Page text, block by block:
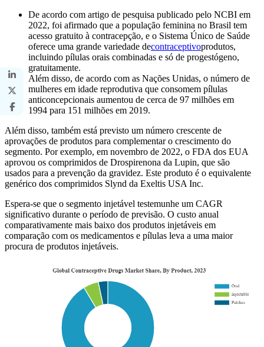
De acordo com artigo de pesquisa publicado pelo NCBI em
2022, foi afirmado que a população feminina no Brasil tem
acesso gratuito à contracepção, e o Sistema Único de Saúde
oferece uma grande variedade decontraceptivoprodutos,
incluindo pílulas orais combinadas e só de progestógeno,
gratuitamente.
Além disso, de acordo com as Nações Unidas, o número de
mulheres em idade reprodutiva que consomem pílulas
anticoncepcionais aumentou de cerca de 97 milhões em
1994 para 151 milhões em 2019.
Além disso, também está previsto um número crescente de
aprovações de produtos para complementar o crescimento do
segmento. Por exemplo, em novembro de 2022, o FDA dos EUA
aprovou os comprimidos de Drospirenona da Lupin, que são
usados ​​para a prevenção da gravidez. Este produto é o equivalente
genérico dos comprimidos Slynd da Exeltis USA Inc.
Espera-se que o segmento injetável testemunhe um CAGR
significativo durante o período de previsão. O custo anual
comparativamente mais baixo dos produtos injetáveis ​​em
comparação com os medicamentos e pílulas leva a uma maior
procura de produtos injetáveis.